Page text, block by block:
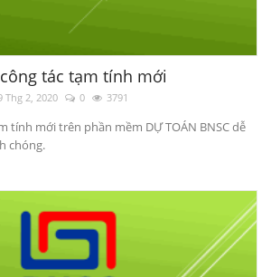
tác tạm tính mới
Thg 2, 2020 0 3791
tính mới trên phần mềm DỰ TOÁN BNSC dễ
chóng.